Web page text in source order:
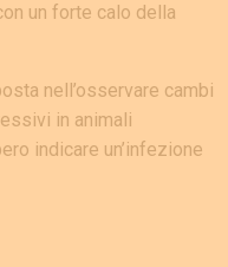
un forte calo della
nell’osservare cambi
in animali
indicare un’infezione